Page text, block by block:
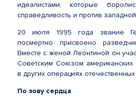
идеалистами, которые
справедливость и против
20 июля 1995 года звание
посмертно присвоено
Вместе с женой Леонтиной он
Советским Союзом американских
в других операциях
По зову сердца